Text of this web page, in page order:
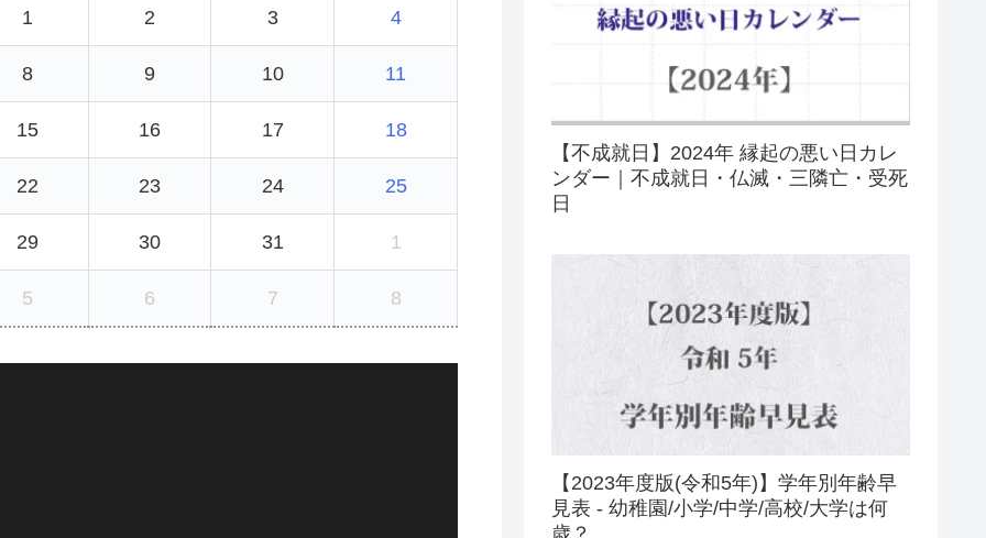
1 2 3 4
8 9 10 11
15 16 17 18
22 23 24 25
29 30 31 1
5 6 7 8
【不成就日】2024年 縁起の悪い日カレ
ンダー｜不成就日・仏滅・三隣亡・受死
日
【2023年度版(令和5年)】学年別年齢早
見表 - 幼稚園/小学/中学/高校/大学は何